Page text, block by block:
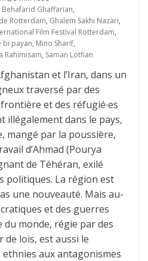
Behafarid Ghaffarian,
Rotterdam, Ghalem Sakhi Nazari,
Film Festival Rotterdam,
bi payan, Mino Sharif,
Rahimisam, Saman Lotfian
et l’Iran, dans un
traversé par des
et des réfugié∙es
illégalement dans le pays,
mangé par la poussière,
d’Ahmad (Pourya
de Téhéran, exilé
politiques. La région est
une nouveauté. Mais au-
et des guerres
monde, régie par des
lois, est aussi le
aux antagonismes